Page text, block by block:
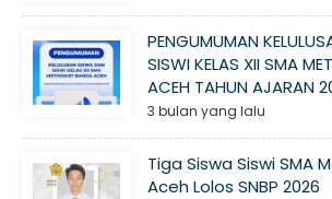
PENGUMUMAN
SISWI KELAS XII SMA
ACEH TAHUN AJARAN
3 bulan yang lalu
Tiga Siswa Siswi SMA
Aceh Lolos SNBP 2026